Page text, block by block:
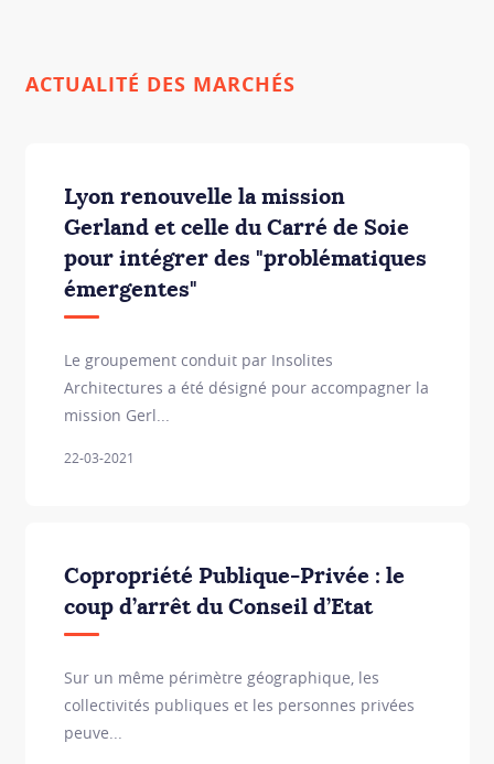
ACTUALITÉ DES MARCHÉS
Lyon renouvelle la mission
Gerland et celle du Carré de Soie
pour intégrer des "problématiques
émergentes"
Le groupement conduit par Insolites
Architectures a été désigné pour accompagner la
mission Gerl...
22-03-2021
Copropriété Publique-Privée : le
coup d’arrêt du Conseil d’Etat
Sur un même périmètre géographique, les
collectivités publiques et les personnes privées
peuve...